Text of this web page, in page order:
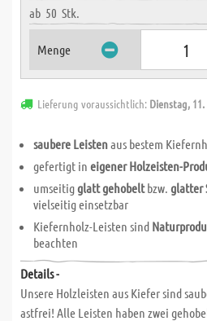
ab 50 Stk.
Menge
Lieferung voraussichtlich: Dienstag,
saubere Leistenaus bestem
gefertigt in eigener Holzeisten-
umseitigglatt gehobeltbzw. glatter
vielseitig einsetzbar
Kiefernholz-Leisten sind
beachten
Details -
Unsere Holzleisten aus Kiefer sind
astfrei! Alle Leisten haben zwei